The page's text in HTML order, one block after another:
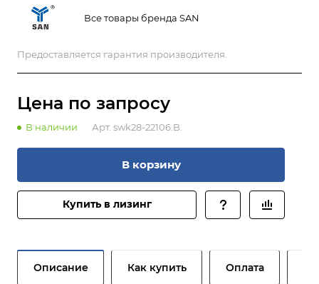
Все товары бренда SAN
Предоставляется гарантия производителя.
Цена по запросу
В наличии Арт. swk28-22106.B.
В корзину
Купить в лизинг
Описание Как купить Оплата